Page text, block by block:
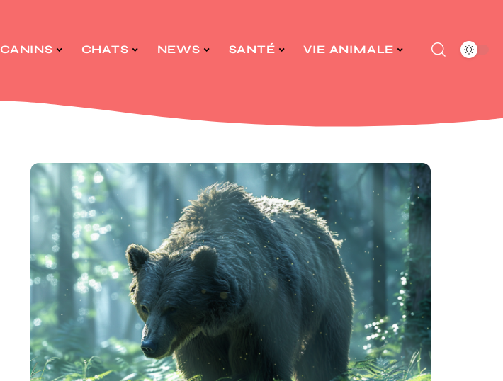
CANINS CHATS NEWS SANTÉ VIE ANIMALE